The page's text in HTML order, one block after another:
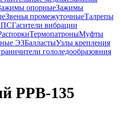
опорныеЗажимы
Звенья промежуточныеТалрепы
Гасители вибрации
ТермопатроныМуфты
ЭЗБалластыУзлы крепления
гололедообразовния
РРВ-135